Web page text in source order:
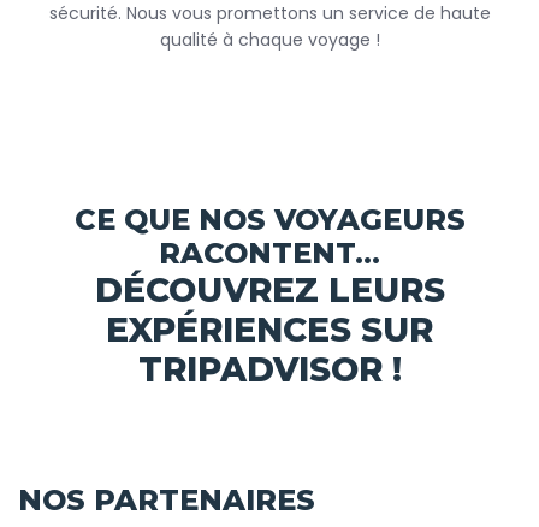
sécurité. Nous vous promettons un service de haute
qualité à chaque voyage !
CE QUE NOS VOYAGEURS
RACONTENT...
DÉCOUVREZ LEURS
EXPÉRIENCES SUR
TRIPADVISOR !
NOS PARTENAIRES